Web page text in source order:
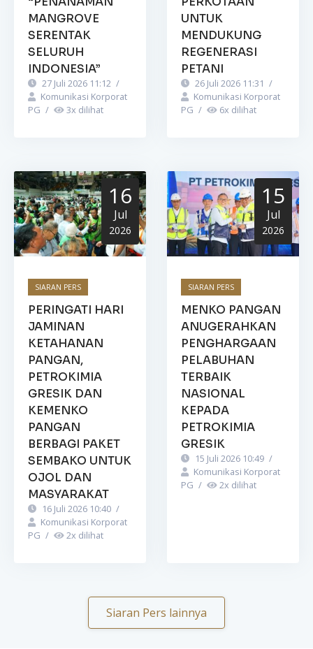
MANGROVE
SERENTAK
SELURUH
INDONESIA”
27 Juli 2026 11:12 /
Komunikasi Korporat
PG / 3x dilihat
UNTUK
MENDUKUNG
REGENERASI
PETANI
26 Juli 2026 11:31 /
Komunikasi Korporat
PG / 6x dilihat
16
Jul
2026
SIARAN PERS
PERINGATI HARI
JAMINAN
KETAHANAN
PANGAN,
PETROKIMIA
GRESIK DAN
KEMENKO
PANGAN
BERBAGI PAKET
SEMBAKO UNTUK
OJOL DAN
MASYARAKAT
16 Juli 2026 10:40 /
Komunikasi Korporat
PG / 2x dilihat
15
Jul
2026
SIARAN PERS
MENKO PANGAN
ANUGERAHKAN
PENGHARGAAN
PELABUHAN
TERBAIK
NASIONAL
KEPADA
PETROKIMIA
GRESIK
15 Juli 2026 10:49 /
Komunikasi Korporat
PG / 2x dilihat
Siaran Pers lainnya